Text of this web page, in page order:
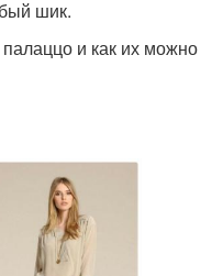
шик.
и как их можно